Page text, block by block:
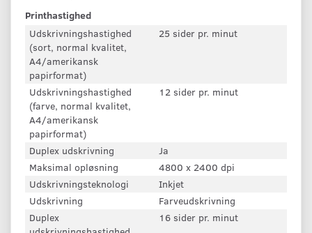
Printhastighed
Udskrivningshastighed
(sort, normal kvalitet,
A4/amerikansk
papirformat)
25 sider pr. minut
Udskrivningshastighed
(farve, normal kvalitet,
A4/amerikansk
papirformat)
12 sider pr. minut
Duplex udskrivning
Ja
Maksimal opløsning
4800 x 2400 dpi
Udskrivningsteknologi
Inkjet
Udskrivning
Farveudskrivning
Duplex
16 sider pr. minut